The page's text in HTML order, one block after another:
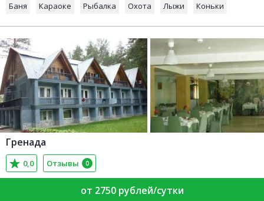
Баня Караоке Рыбалка Охота Лыжи Коньки
Гренада
0,0 Отзывы 0
от 2750 рублей/сутки